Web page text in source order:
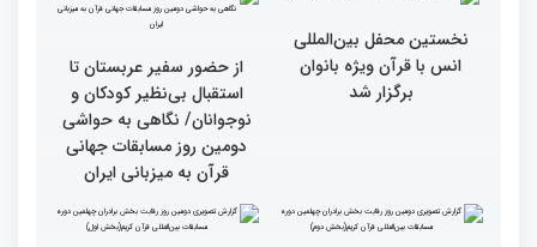
جزئیات دومین روز رقابت
بخش بانوان مسابقات
استعدادیابی مجری‌گری
قرآنی در حاشیه مسابقات
بین‌المللی قرآن کریم
نخستین محفل بین‌المللی